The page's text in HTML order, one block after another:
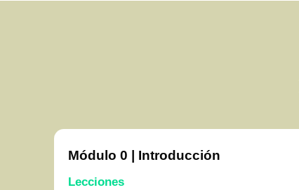
Módulo 0 | Introducción
Lecciones